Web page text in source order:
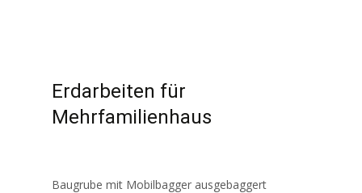
Erdarbeiten für
Mehrfamilienhaus
Baugrube mit Mobilbagger ausgebaggert